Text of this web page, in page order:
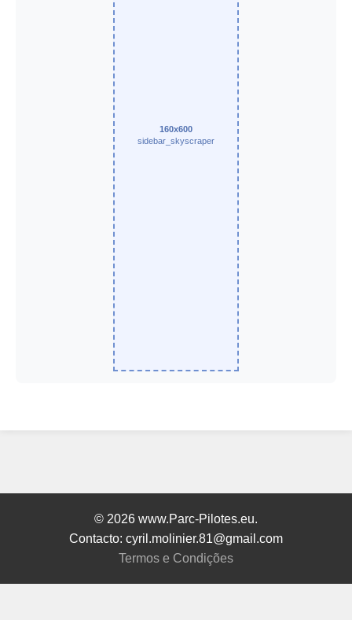
160x600
sidebar_skyscraper
© 2026 www.Parc-Pilotes.eu.
Contacto: cyril.molinier.81@gmail.com
Termos e Condições